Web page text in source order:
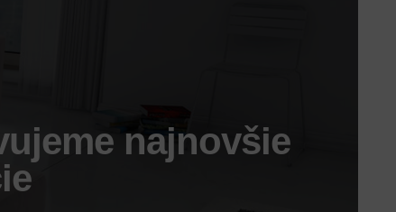
najnovšie